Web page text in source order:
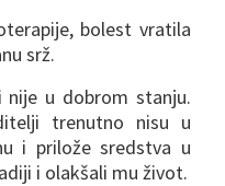
bolest vratila
srž.
u dobrom stanju.
trenutno nisu u
i prilože sredstva u
i olakšali mu život.